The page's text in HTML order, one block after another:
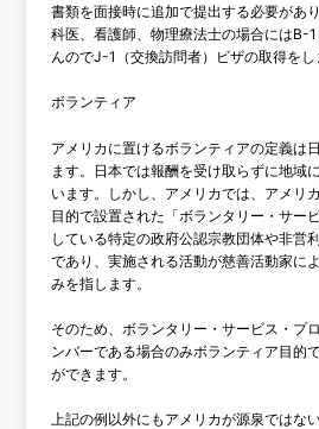
書類を面接時に追加で提出する必要があ
科医、看護師、物理療法士の場合にはB-
んのでJ-1（交換訪問者）ビザの取得をし
ボランティア
アメリカに置けるボランティアの定義は
ます。日本では報酬を受け取らずに地域
います。しかし、アメリカでは、アメリ
目的で設置された「ボランタリー・サー
している特定の政府公認宗教団体や非営
であり、実施される活動が慈善活動家に
みを指します。
そのため、ボランタリー・サービス・プ
ンバーである場合のみボランティア目的
ができます。
上記の例以外にもアメリカが源泉ではな